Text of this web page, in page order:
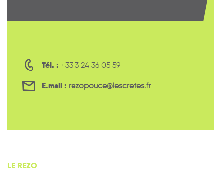
Tél. : +33 3 24 36 05 59
E.mail : rezopouce@lescretes.fr
LE REZO